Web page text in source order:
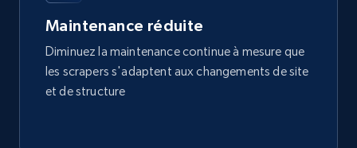
Maintenance réduite
Diminuez la maintenance continue à mesure que
les scrapers s'adaptent aux changements de site
et de structure